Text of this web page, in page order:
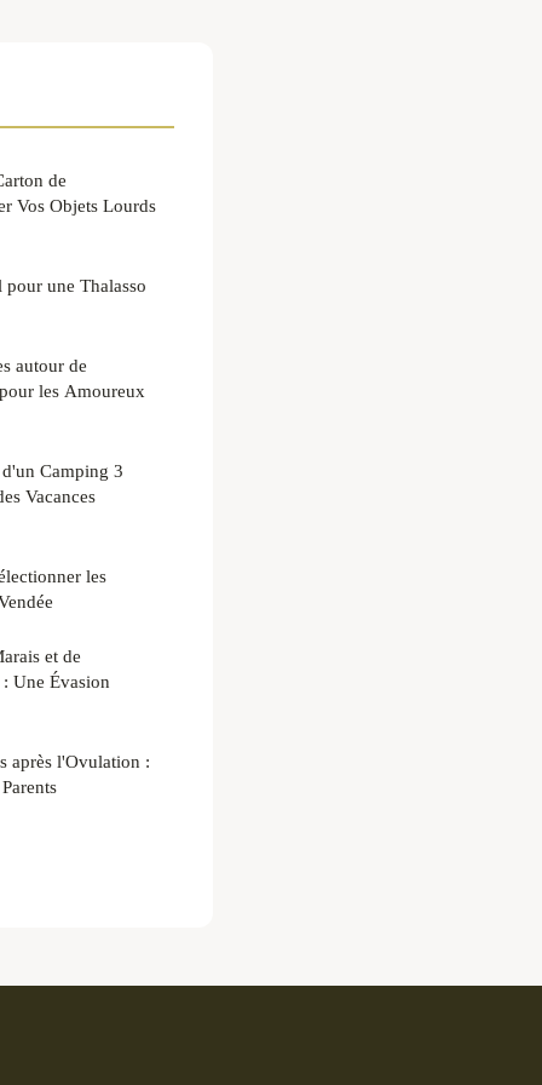
de
Vos Objets Lourds
une Thalasso
autour de
les Amoureux
Camping 3
Vacances
les
et de
Une Évasion
après l'Ovulation :